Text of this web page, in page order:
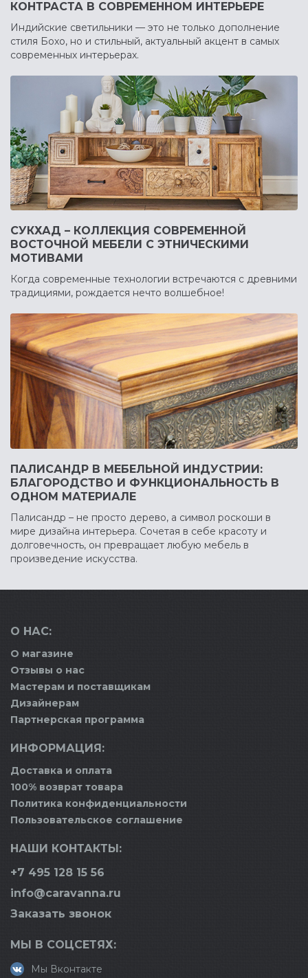
КОНТРАСТА В СОВРЕМЕННОМ ИНТЕРЬЕРЕ
Индийские светильники — это не только дополнение
стиля Бохо, но и стильный, актуальный акцент в самых
современных интерьерах.
СУКХАД – КОЛЛЕКЦИЯ СОВРЕМЕННОЙ
ВОСТОЧНОЙ МЕБЕЛИ С ЭТНИЧЕСКИМИ
МОТИВАМИ
Когда современные технологии встречаются с древними
традициями, рождается нечто волшебное!
ПАЛИСАНДР В МЕБЕЛЬНОЙ ИНДУСТРИИ:
БЛАГОРОДСТВО И ФУНКЦИОНАЛЬНОСТЬ В
ОДНОМ МАТЕРИАЛЕ
Палисандр – не просто дерево, а символ роскоши в
мире дизайна интерьера. Сочетая в себе красоту и
долговечность, он превращает любую мебель в
произведение искусства.
О НАС:
О магазине
Отзывы о нас
Мастерам и поставщикам
Дизайнерам
Партнерская программа
ИНФОРМАЦИЯ:
Доставка и оплата
100% возврат товара
Политика конфиденциальности
Пользовательское соглашение
НАШИ КОНТАКТЫ:
+7 495 128 15 56
info@caravanna.ru
Заказать звонок
МЫ В СОЦСЕТЯХ:
Мы Вконтакте